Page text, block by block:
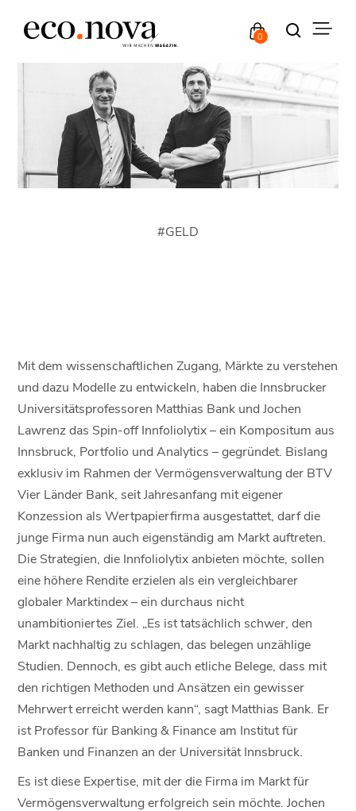
0
#GELD
Mit dem wissenschaftlichen Zugang, Märkte zu verstehen
und dazu Modelle zu entwickeln, haben die Innsbrucker
Universitätsprofessoren Matthias Bank und Jochen
Lawrenz das Spin-off Innfoliolytix – ein Kompositum aus
Innsbruck, Portfolio und Analytics – gegründet. Bislang
exklusiv im Rahmen der Vermögensverwaltung der BTV
Vier Länder Bank, seit Jahresanfang mit eigener
Konzession als Wertpapierfirma ausgestattet, darf die
junge Firma nun auch eigenständig am Markt auftreten.
Die Strategien, die Innfoliolytix anbieten möchte, sollen
eine höhere Rendite erzielen als ein vergleichbarer
globaler Marktindex – ein durchaus nicht
unambitioniertes Ziel. „Es ist tatsächlich schwer, den
Markt nachhaltig zu schlagen, das belegen unzählige
Studien. Dennoch, es gibt auch etliche Belege, dass mit
den richtigen Methoden und Ansätzen ein gewisser
Mehrwert erreicht werden kann“, sagt Matthias Bank. Er
ist Professor für Banking & Finance am Institut für
Banken und Finanzen an der Universität Innsbruck.
Es ist diese Expertise, mit der die Firma im Markt für
Vermögensverwaltung erfolgreich sein möchte. Jochen